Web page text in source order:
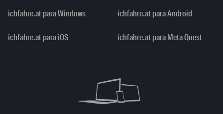
ichfahre.at para Windows ichfahre.at para Android
ichfahre.at para iOS ichfahre.at para Meta Quest